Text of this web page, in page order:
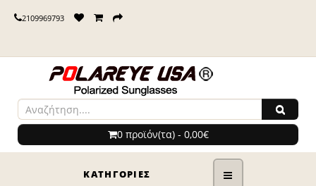
2109969793
0 προϊόν(τα) - 0,00€
ΚΑΤΗΓΟΡΊΕΣ